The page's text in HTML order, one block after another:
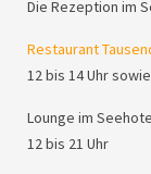
Die Rezeption im
Restaurant
12 bis 14 Uhr
Lounge im
12 bis 21 Uhr